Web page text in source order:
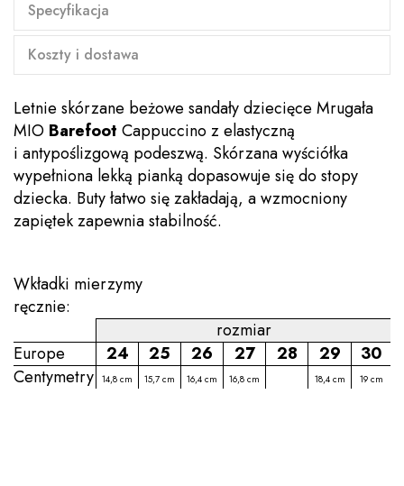
Specyfikacja
Koszty i dostawa
Letnie skórzane beżowe sandały dziecięce Mrugała
MIO Barefoot Cappuccino z elastyczną
i antypoślizgową podeszwą. Skórzana wyściółka
wypełniona lekką pianką dopasowuje się do stopy
dziecka. Buty łatwo się zakładają, a wzmocniony
zapiętek zapewnia stabilność.
Wkładki mierzymy
ręcznie:
rozmiar
Europe
24 25 26 27 28 29
30
Centymetry 14,8 cm 15,7 cm 16,4 cm 16,8 cm 18,4 cm 19 cm